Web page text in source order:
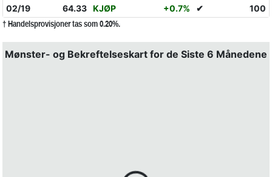
02/19
64.33 KJØP +0.7% ✔ 100
† Handelsprovisjoner tas som 0.20%.
Mønster- og Bekreftelseskart for de Siste 6 Månedene